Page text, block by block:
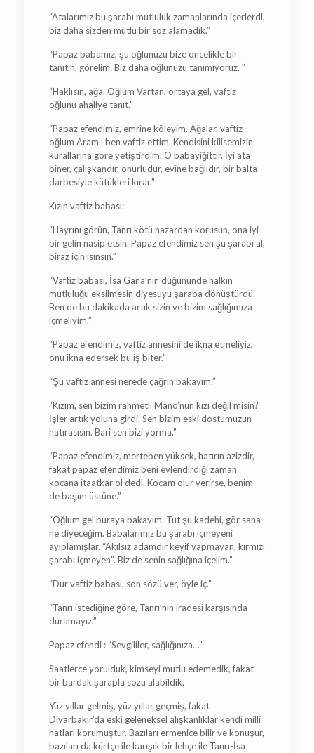
“Atalarımız bu şarabı mutluluk zamanlarında içerlerdi,
biz daha sizden mutlu bir söz alamadık.”
“Papaz babamız, şu oğlunuzu bize öncelikle bir
tanıtın, görelim. Biz daha oğlunuzu tanımıyoruz. ”
“Haklısın, ağa. Oğlum Vartan, ortaya gel, vaftiz
oğlunu ahaliye tanıt.”
“Papaz efendimiz, emrine köleyim. Ağalar, vaftiz
oğlum Aram’ı ben vaftiz ettim. Kendisini kilisemizin
kurallarına göre yetiştirdim. O babayiğittir. İyi ata
biner, çalışkandır, onurludur, evine bağlıdır, bir balta
darbesiyle kütükleri kırar.”
Kızın vaftiz babası:
“Hayrını görün, Tanrı kötü nazardan korusun, ona iyi
bir gelin nasip etsin. Papaz efendimiz sen şu şarabı al,
biraz için ısınsın.”
“Vaftiz babası, İsa Gana’nın düğününde halkın
mutluluğu eksilmesin diyesuyu şaraba dönüştürdü.
Ben de bu dakikada artık sizin ve bizim sağlığımıza
içmeliyim.”
“Papaz efendimiz, vaftiz annesini de ikna etmeliyiz,
onu ikna edersek bu iş biter.”
“Şu vaftiz annesi nerede çağrın bakayım.”
“Kızım, sen bizim rahmetli Mano’nun kızı değil misin?
İşler artık yoluna girdi. Sen bizim eski dostumuzun
hatırasısın. Bari sen bizi yorma.”
“Papaz efendimiz, merteben yüksek, hatırın azizdir,
fakat papaz efendimiz beni evlendirdiği zaman
kocana itaatkar ol dedi. Kocam olur verirse, benim
de başım üstüne.”
“Oğlum gel buraya bakayım. Tut şu kadehi, gör sana
ne diyeceğim. Babalarımız bu şarabı içmeyeni
ayıplamışlar. “Akılsız adamdır keyif yapmayan, kırmızı
şarabı içmeyen”. Biz de senin sağlığına içelim.”
“Dur vaftiz babası, son sözü ver, öyle iç.”
“Tanrı istediğine göre, Tanrı’nın iradesi karşısında
duramayız.”
Papaz efendi : “Sevgililer, sağlığınıza…”
Saatlerce yorulduk, kimseyi mutlu edemedik, fakat
bir bardak şarapla sözü alabildik.
Yüz yıllar gelmiş, yüz yıllar geçmiş, fakat
Diyarbakır’da eski geleneksel alışkanlıklar kendi milli
hatları korumuştur. Bazıları ermenice bilir ve konuşur,
bazıları da kürtçe ile karışık bir lehçe ile Tanrı-İsa